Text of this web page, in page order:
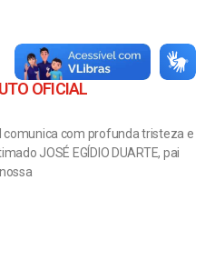
OFICIAL
comunica com profunda tristeza e
JOSÉ EGÍDIO DUARTE, pai